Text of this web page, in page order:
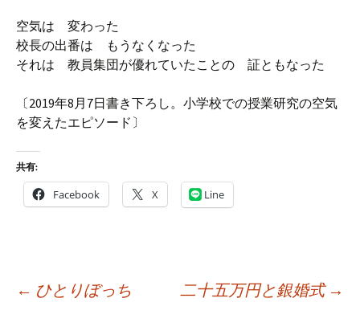
空気は 変わった
校長の出番は もうなくなった
それは 教員集団が優れていたことの 証ともなった
〔2019年8月7日書き下ろし。小学校での授業研究の空気
を変えたエピソード〕
共有:
Facebook X Line
← ひとりぼっち 二十五万円と銀婚式 →